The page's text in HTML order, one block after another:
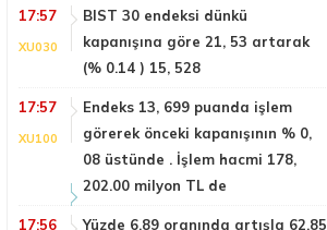
17:57
XU030
BIST 30 endeksi dünkü
kapanışına göre 21, 53 artarak
(% 0.14 ) 15, 528
17:57
XU100
Endeks 13, 699 puanda işlem
görerek önceki kapanışının % 0,
08 üstünde . İşlem hacmi 178,
202.00 milyon TL de
17:56
Yüzde 6.89 oranında artışla 62.85